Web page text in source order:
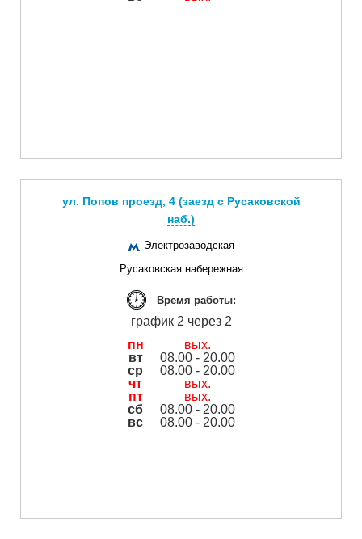
ул. Попов проезд, 4 (заезд с Русаковской
наб.)
Электрозаводская
Русаковская набережная
Время работы:
график 2 через 2
пн
вых.
вт
08.00 - 20.00
ср
08.00 - 20.00
чт
вых.
пт
вых.
сб
08.00 - 20.00
вс
08.00 - 20.00